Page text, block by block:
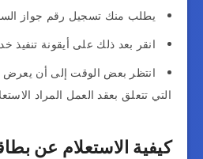
يطلب منك تسجيل رقم جواز
انقر بعد ذلك على أيقونة تنفيذ
انتظر بعض الوقت إلى أن يعرض
التي تتعلق بعقد العمل المراد
كيفية الاستعلام عن